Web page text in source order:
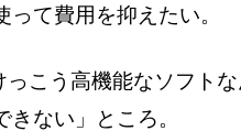
て費用を抑えたい。
こう高機能なソフト
ない」ところ。